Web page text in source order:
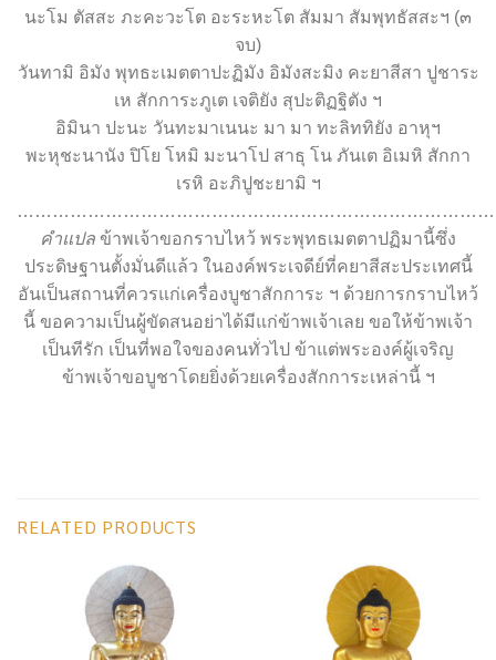
นะโม ตัสสะ ภะคะวะโต อะระหะโต สัมมา สัมพุทธัสสะฯ (๓
จบ)​
วันทามิ อิมัง พุทธะเมตตาปะฏิมัง อิมังสะมิง คะยาสีสา ปูชาระ
เห สักการะภูเต เจติยัง สุปะติฏฐิตัง ฯ
อิมินา ปะนะ วันทะมาเนนะ มา มา ทะลิททิยัง อาหุฯ
พะหุชะนานัง ปิโย โหมิ มะนาโป สาธุ โน ภันเต อิเมหิ สักกา
เรหิ อะภิปูชะยามิ ฯ
คำแปล ข้าพเจ้าขอกราบไหว้ พระพุทธเมตตาปฏิมานี้ซึ่ง
ประดิษฐานตั้งมั่นดีแล้ว ในองค์พระเจดีย์ที่คยาสีสะประเทศนี้
อันเป็นสถานที่ควรแก่เครื่องบูชาสักการะ ฯ ด้วยการกราบไหว้
นี้ ขอความเป็นผู้ขัดสนอย่าได้มีแก่ข้าพเจ้าเลย ขอให้ข้าพเจ้า
เป็นทีรัก เป็นที่พอใจของคนทั่วไป ข้าแต่พระองค์ผู้เจริญ
ข้าพเจ้าขอบูชาโดยยิ่งด้วยเครื่องสักการะเหล่านี้ ฯ
RELATED PRODUCTS